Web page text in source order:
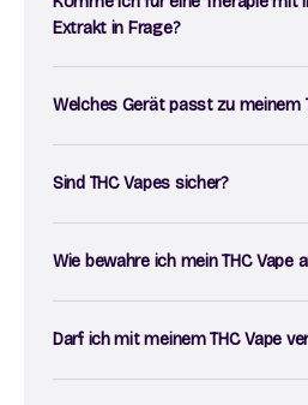
Extrakt in Frage?
Welches Gerät passt zu meinem
Sind THC Vapes sicher?
Wie bewahre ich mein THC Vape
Darf ich mit meinem THC Vape